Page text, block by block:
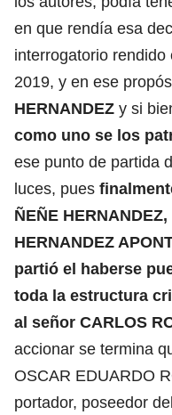
en que rendía esa
interrogatorio
2019, y en ese
HERNANDEZ y si
como uno se los
ese punto de partida
luces, pues
ÑEÑE
HERNANDEZ
partió el haberse
toda la estructura
al señor CARLOS
accionar se termina
OSCAR EDUARDO
portador, poseedor